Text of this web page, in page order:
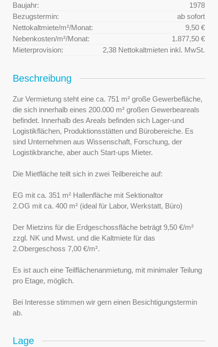
Baujahr:
1978
Bezugstermin:
ab sofort
Nettokaltmiete/m²/Monat:
9,50 €
Nebenkosten/m²/Monat:
1.877,50 €
Mieterprovision:
2,38 Nettokaltmieten inkl. MwSt.
Beschreibung
Zur Vermietung steht eine ca. 751 m² große Gewerbefläche,
die sich innerhalb eines 200.000 m² großen Gewerbeareals
befindet. Innerhalb des Areals befinden sich Lager-und
Logistikflächen, Produktionsstätten und Bürobereiche. Es
sind Unternehmen aus Wissenschaft, Forschung, der
Logistikbranche, aber auch Start-ups Mieter.
Die Mietfläche teilt sich in zwei Teilbereiche auf:
EG mit ca. 351 m² Hallenfläche mit Sektionaltor
2.OG mit ca. 400 m² (ideal für Labor, Werkstatt, Büro)
Der Mietzins für die Erdgeschossfläche beträgt 9,50 €/m²
zzgl. NK und Mwst. und die Kaltmiete für das
2.Obergeschoss 7,00 €/m².
Es ist auch eine Teilflächenanmietung, mit minimaler Teilung
pro Etage, möglich.
Bei Interesse stimmen wir gern einen Besichtigungstermin
ab.
Lage